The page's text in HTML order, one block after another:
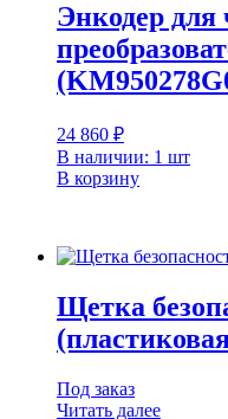
Энкодер для
24 860 ₽
В наличии: 1 шт
В корзину
Щетка
Под заказ
Читать далее